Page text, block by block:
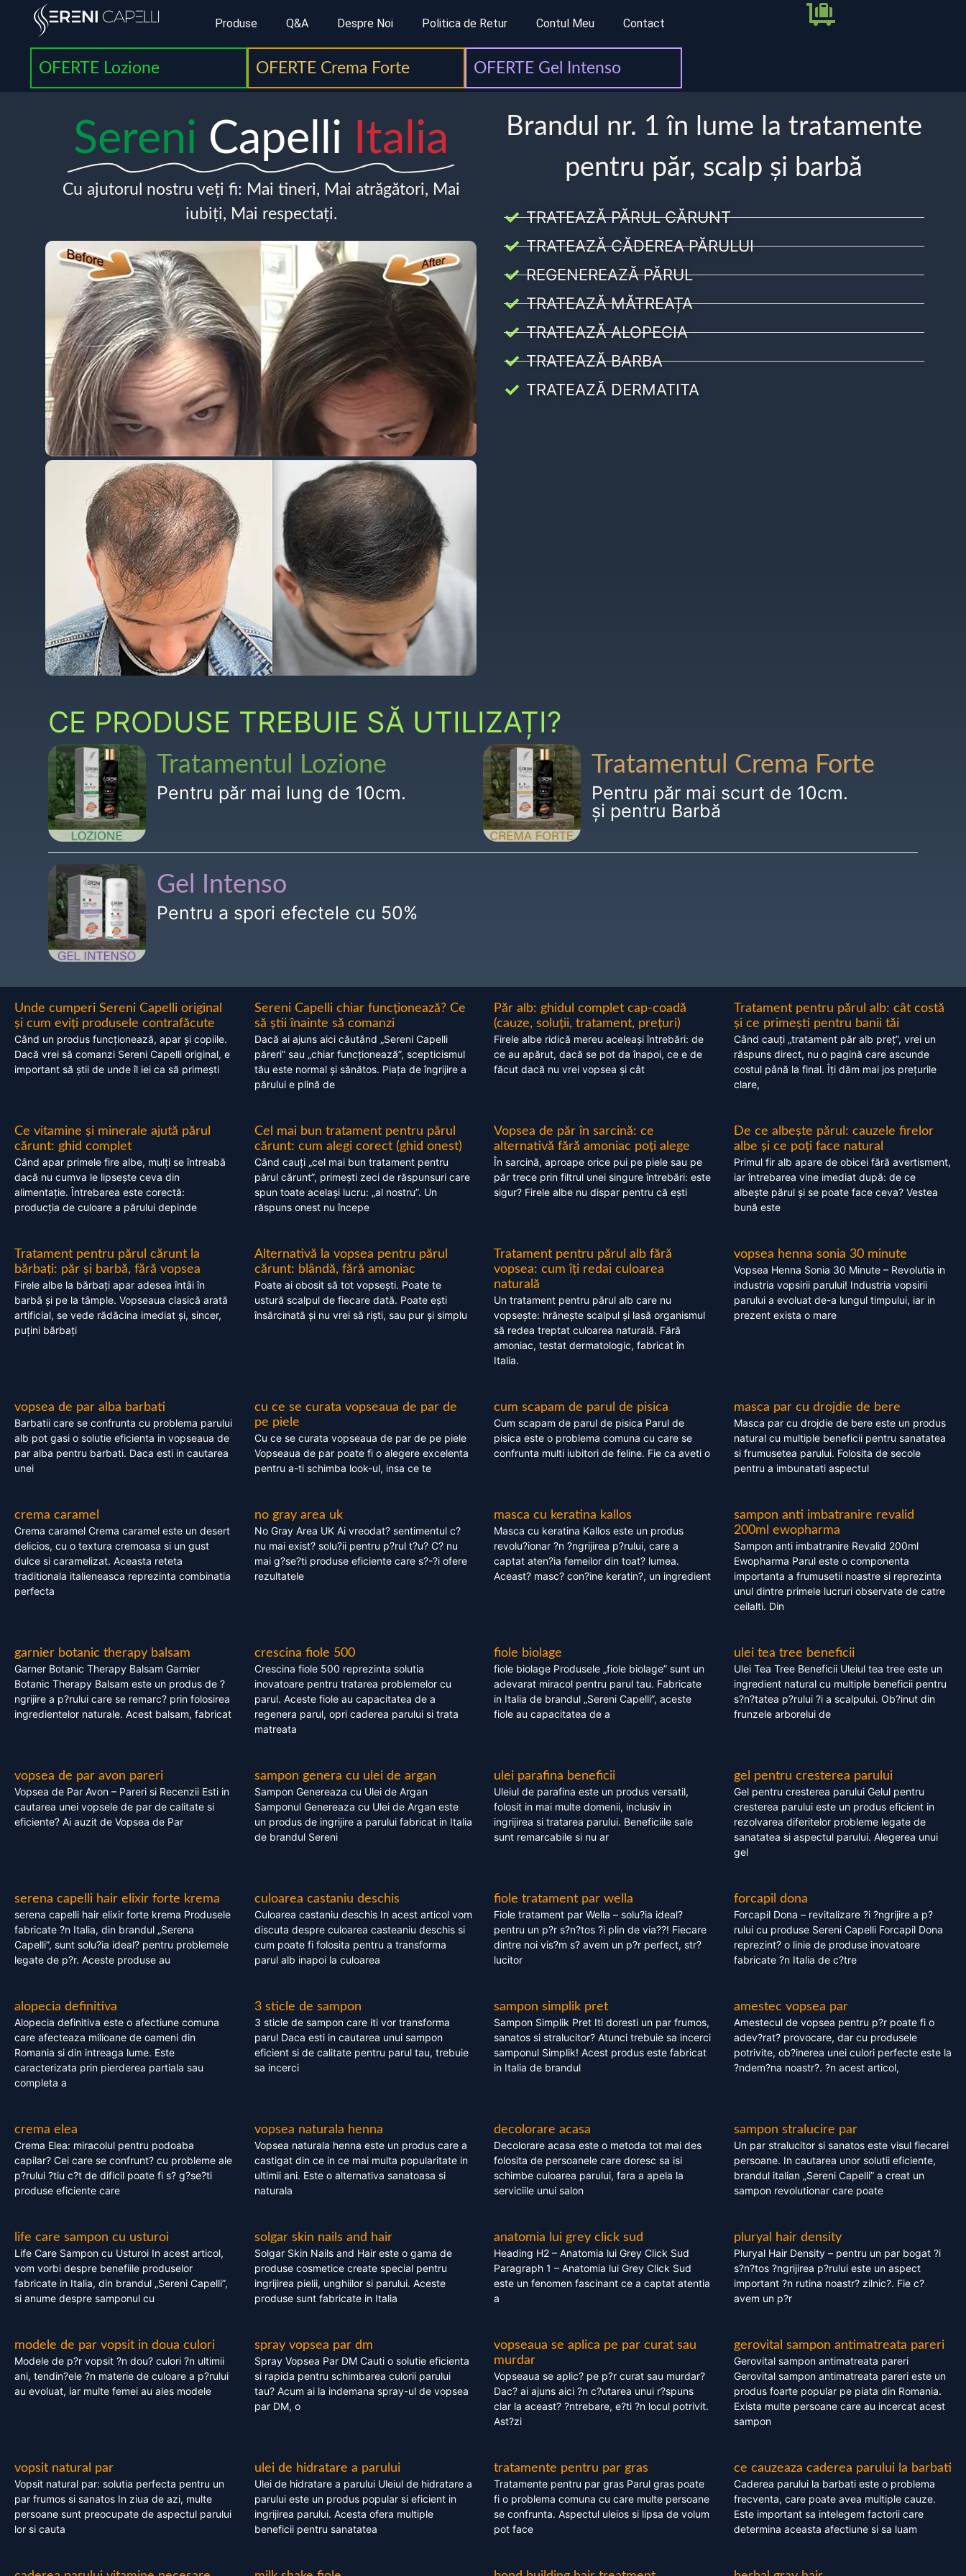
Produse Q&A Despre Noi Politica de Retur Contul Meu Contact
OFERTE Lozione OFERTE Crema Forte OFERTE Gel Intenso
Sereni Capelli Italia
Cu ajutorul nostru veți fi: Mai tineri, Mai atrăgători, Mai
iubiți, Mai respectați.
Brandul nr. 1 în lume la tratamente
pentru păr, scalp și barbă
TRATEAZĂ PĂRUL CĂRUNT
TRATEAZĂ CĂDEREA PĂRULUI
REGENEREAZĂ PĂRUL
TRATEAZĂ MĂTREAȚA
TRATEAZĂ ALOPECIA
TRATEAZĂ BARBA
TRATEAZĂ DERMATITA
CE PRODUSE TREBUIE SĂ UTILIZAȚI?
Tratamentul Lozione
Pentru păr mai lung de 10cm.
Tratamentul Crema Forte
Pentru păr mai scurt de 10cm.
și pentru Barbă
Gel Intenso
Pentru a spori efectele cu 50%
Unde cumperi Sereni Capelli original
și cum eviți produsele contrafăcute
Când un produs funcționează, apar și copiile.
Dacă vrei să comanzi Sereni Capelli original, e
important să știi de unde îl iei ca să primești
Sereni Capelli chiar funcționează? Ce
să știi înainte să comanzi
Dacă ai ajuns aici căutând „Sereni Capelli
păreri” sau „chiar funcționează”, scepticismul
tău este normal și sănătos. Piața de îngrijire a
părului e plină de
Păr alb: ghidul complet cap-coadă
(cauze, soluții, tratament, prețuri)
Firele albe ridică mereu aceleași întrebări: de
ce au apărut, dacă se pot da înapoi, ce e de
făcut dacă nu vrei vopsea și cât
Tratament pentru părul alb: cât costă
și ce primești pentru banii tăi
Când cauți „tratament păr alb preț”, vrei un
răspuns direct, nu o pagină care ascunde
costul până la final. Îți dăm mai jos prețurile
clare,
Ce vitamine și minerale ajută părul
cărunt: ghid complet
Când apar primele fire albe, mulți se întreabă
dacă nu cumva le lipsește ceva din
alimentație. Întrebarea este corectă:
producția de culoare a părului depinde
Cel mai bun tratament pentru părul
cărunt: cum alegi corect (ghid onest)
Când cauți „cel mai bun tratament pentru
părul cărunt”, primești zeci de răspunsuri care
spun toate același lucru: „al nostru”. Un
răspuns onest nu începe
Vopsea de păr în sarcină: ce
alternativă fără amoniac poți alege
În sarcină, aproape orice pui pe piele sau pe
păr trece prin filtrul unei singure întrebări: este
sigur? Firele albe nu dispar pentru că ești
De ce albește părul: cauzele firelor
albe și ce poți face natural
Primul fir alb apare de obicei fără avertisment,
iar întrebarea vine imediat după: de ce
albește părul și se poate face ceva? Vestea
bună este
Tratament pentru părul cărunt la
bărbați: păr și barbă, fără vopsea
Firele albe la bărbați apar adesea întâi în
barbă și pe la tâmple. Vopseaua clasică arată
artificial, se vede rădăcina imediat și, sincer,
puțini bărbați
Alternativă la vopsea pentru părul
cărunt: blândă, fără amoniac
Poate ai obosit să tot vopsești. Poate te
ustură scalpul de fiecare dată. Poate ești
însărcinată și nu vrei să riști, sau pur și simplu
Tratament pentru părul alb fără
vopsea: cum îți redai culoarea
naturală
Un tratament pentru părul alb care nu
vopsește: hrănește scalpul și lasă organismul
să redea treptat culoarea naturală. Fără
amoniac, testat dermatologic, fabricat în
Italia.
vopsea henna sonia 30 minute
Vopsea Henna Sonia 30 Minute – Revolutia in
industria vopsirii parului! Industria vopsirii
parului a evoluat de-a lungul timpului, iar in
prezent exista o mare
vopsea de par alba barbati
Barbatii care se confrunta cu problema parului
alb pot gasi o solutie eficienta in vopseaua de
par alba pentru barbati. Daca esti in cautarea
unei
cu ce se curata vopseaua de par de
pe piele
Cu ce se curata vopseaua de par de pe piele
Vopseaua de par poate fi o alegere excelenta
pentru a-ti schimba look-ul, insa ce te
cum scapam de parul de pisica
Cum scapam de parul de pisica Parul de
pisica este o problema comuna cu care se
confrunta multi iubitori de feline. Fie ca aveti o
masca par cu drojdie de bere
Masca par cu drojdie de bere este un produs
natural cu multiple beneficii pentru sanatatea
si frumusetea parului. Folosita de secole
pentru a imbunatati aspectul
crema caramel
Crema caramel Crema caramel este un desert
delicios, cu o textura cremoasa si un gust
dulce si caramelizat. Aceasta reteta
traditionala italieneasca reprezinta combinatia
perfecta
no gray area uk
No Gray Area UK Ai vreodat? sentimentul c?
nu mai exist? solu?ii pentru p?rul t?u? C? nu
mai g?se?ti produse eficiente care s?-?i ofere
rezultatele
masca cu keratina kallos
Masca cu keratina Kallos este un produs
revolu?ionar ?n ?ngrijirea p?rului, care a
captat aten?ia femeilor din toat? lumea.
Aceast? masc? con?ine keratin?, un ingredient
sampon anti imbatranire revalid
200ml ewopharma
Sampon anti imbatranire Revalid 200ml
Ewopharma Parul este o componenta
importanta a frumusetii noastre si reprezinta
unul dintre primele lucruri observate de catre
ceilalti. Din
garnier botanic therapy balsam
Garner Botanic Therapy Balsam Garnier
Botanic Therapy Balsam este un produs de ?
ngrijire a p?rului care se remarc? prin folosirea
ingredientelor naturale. Acest balsam, fabricat
crescina fiole 500
Crescina fiole 500 reprezinta solutia
inovatoare pentru tratarea problemelor cu
parul. Aceste fiole au capacitatea de a
regenera parul, opri caderea parului si trata
matreata
fiole biolage
fiole biolage Produsele „fiole biolage” sunt un
adevarat miracol pentru parul tau. Fabricate
in Italia de brandul „Sereni Capelli”, aceste
fiole au capacitatea de a
ulei tea tree beneficii
Ulei Tea Tree Beneficii Uleiul tea tree este un
ingredient natural cu multiple beneficii pentru
s?n?tatea p?rului ?i a scalpului. Ob?inut din
frunzele arborelui de
vopsea de par avon pareri
Vopsea de Par Avon – Pareri si Recenzii Esti in
cautarea unei vopsele de par de calitate si
eficiente? Ai auzit de Vopsea de Par
sampon genera cu ulei de argan
Sampon Genereaza cu Ulei de Argan
Samponul Genereaza cu Ulei de Argan este
un produs de ingrijire a parului fabricat in Italia
de brandul Sereni
ulei parafina beneficii
Uleiul de parafina este un produs versatil,
folosit in mai multe domenii, inclusiv in
ingrijirea si tratarea parului. Beneficiile sale
sunt remarcabile si nu ar
gel pentru cresterea parului
Gel pentru cresterea parului Gelul pentru
cresterea parului este un produs eficient in
rezolvarea diferitelor probleme legate de
sanatatea si aspectul parului. Alegerea unui
gel
serena capelli hair elixir forte krema
serena capelli hair elixir forte krema Produsele
fabricate ?n Italia, din brandul „Serena
Capelli”, sunt solu?ia ideal? pentru problemele
legate de p?r. Aceste produse au
culoarea castaniu deschis
Culoarea castaniu deschis In acest articol vom
discuta despre culoarea casteaniu deschis si
cum poate fi folosita pentru a transforma
parul alb inapoi la culoarea
fiole tratament par wella
Fiole tratament par Wella – solu?ia ideal?
pentru un p?r s?n?tos ?i plin de via??! Fiecare
dintre noi vis?m s? avem un p?r perfect, str?
lucitor
forcapil dona
Forcapil Dona – revitalizare ?i ?ngrijire a p?
rului cu produse Sereni Capelli Forcapil Dona
reprezint? o linie de produse inovatoare
fabricate ?n Italia de c?tre
alopecia definitiva
Alopecia definitiva este o afectiune comuna
care afecteaza milioane de oameni din
Romania si din intreaga lume. Este
caracterizata prin pierderea partiala sau
completa a
3 sticle de sampon
3 sticle de sampon care iti vor transforma
parul Daca esti in cautarea unui sampon
eficient si de calitate pentru parul tau, trebuie
sa incerci
sampon simplik pret
Sampon Simplik Pret Iti doresti un par frumos,
sanatos si stralucitor? Atunci trebuie sa incerci
samponul Simplik! Acest produs este fabricat
in Italia de brandul
amestec vopsea par
Amestecul de vopsea pentru p?r poate fi o
adev?rat? provocare, dar cu produsele
potrivite, ob?inerea unei culori perfecte este la
?ndem?na noastr?. ?n acest articol,
crema elea
Crema Elea: miracolul pentru podoaba
capilar? Cei care se confrunt? cu probleme ale
p?rului ?tiu c?t de dificil poate fi s? g?se?ti
produse eficiente care
vopsea naturala henna
Vopsea naturala henna este un produs care a
castigat din ce in ce mai multa popularitate in
ultimii ani. Este o alternativa sanatoasa si
naturala
decolorare acasa
Decolorare acasa este o metoda tot mai des
folosita de persoanele care doresc sa isi
schimbe culoarea parului, fara a apela la
serviciile unui salon
sampon stralucire par
Un par stralucitor si sanatos este visul fiecarei
persoane. In cautarea unor solutii eficiente,
brandul italian „Sereni Capelli” a creat un
sampon revolutionar care poate
life care sampon cu usturoi
Life Care Sampon cu Usturoi In acest articol,
vom vorbi despre benefiile produselor
fabricate in Italia, din brandul „Sereni Capelli”,
si anume despre samponul cu
solgar skin nails and hair
Solgar Skin Nails and Hair este o gama de
produse cosmetice create special pentru
ingrijirea pielii, unghiilor si parului. Aceste
produse sunt fabricate in Italia
anatomia lui grey click sud
Heading H2 – Anatomia lui Grey Click Sud
Paragraph 1 – Anatomia lui Grey Click Sud
este un fenomen fascinant ce a captat atentia
a
pluryal hair density
Pluryal Hair Density – pentru un par bogat ?i
s?n?tos ?ngrijirea p?rului este un aspect
important ?n rutina noastr? zilnic?. Fie c?
avem un p?r
modele de par vopsit in doua culori
Modele de p?r vopsit ?n dou? culori ?n ultimii
ani, tendin?ele ?n materie de culoare a p?rului
au evoluat, iar multe femei au ales modele
spray vopsea par dm
Spray Vopsea Par DM Cauti o solutie eficienta
si rapida pentru schimbarea culorii parului
tau? Acum ai la indemana spray-ul de vopsea
par DM, o
vopseaua se aplica pe par curat sau
murdar
Vopseaua se aplic? pe p?r curat sau murdar?
Dac? ai ajuns aici ?n c?utarea unui r?spuns
clar la aceast? ?ntrebare, e?ti ?n locul potrivit.
Ast?zi
gerovital sampon antimatreata pareri
Gerovital sampon antimatreata pareri
Gerovital sampon antimatreata pareri este un
produs foarte popular pe piata din Romania.
Exista multe persoane care au incercat acest
sampon
vopsit natural par
Vopsit natural par: solutia perfecta pentru un
par frumos si sanatos In ziua de azi, multe
persoane sunt preocupate de aspectul parului
lor si cauta
ulei de hidratare a parului
Ulei de hidratare a parului Uleiul de hidratare a
parului este un produs popular si eficient in
ingrijirea parului. Acesta ofera multiple
beneficii pentru sanatatea
tratamente pentru par gras
Tratamente pentru par gras Parul gras poate
fi o problema comuna cu care multe persoane
se confrunta. Aspectul uleios si lipsa de volum
pot face
ce cauzeaza caderea parului la barbati
Caderea parului la barbati este o problema
frecventa, care poate avea multiple cauze.
Este important sa intelegem factorii care
determina aceasta afectiune si sa luam